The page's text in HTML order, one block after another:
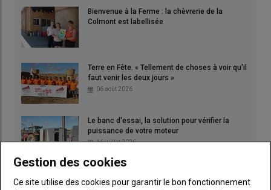
Bienvenue à la Ferme : la chèvrerie de la
Colmont est labellisée
Terre en Fête. « Tellement de choses à voir qu'il
faut venir les deux jours »
06 août 2026
Le banc d'essai, la solution pour vérifier la
puissance de votre moteur
16 juillet 2026
exceptionnellement précoce »
Gestion des cookies
Ce site utilise des cookies pour garantir le bon fonctionnement